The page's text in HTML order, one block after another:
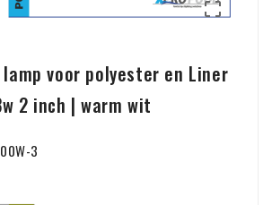

lamp voor polyester en Liner
2 inch | warm wit
3